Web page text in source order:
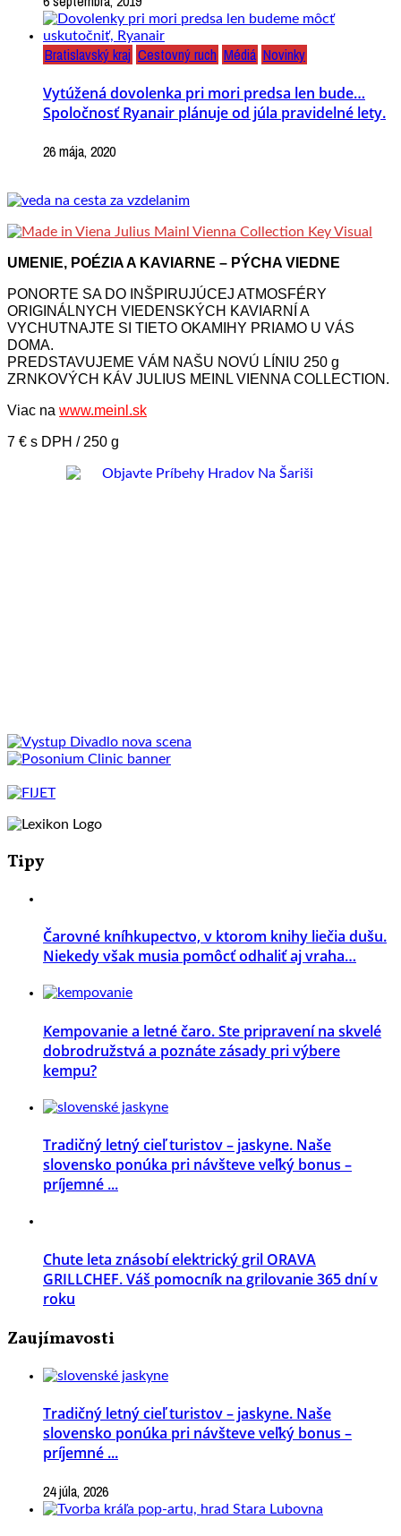
Bratislavský kraj Cestovný ruch Médiá Novinky
Vytúžená dovolenka pri mori predsa len bude…
Spoločnosť Ryanair plánuje od júla pravidelné lety.
26 mája, 2020
UMENIE, POÉZIA A KAVIARNE – PÝCHA VIEDNE
PONORTE SA DO INŠPIRUJÚCEJ ATMOSFÉRY
ORIGINÁLNYCH VIEDENSKÝCH KAVIARNÍ A
VYCHUTNAJTE SI TIETO OKAMIHY PRIAMO U VÁS
DOMA.
PREDSTAVUJEME VÁM NAŠU NOVÚ LÍNIU 250 g
ZRNKOVÝCH KÁV JULIUS MEINL VIENNA COLLECTION.
Viac na www.meinl.sk
7 € s DPH / 250 g
Tipy
Čarovné kníhkupectvo, v ktorom knihy liečia dušu.
Niekedy však musia pomôcť odhaliť aj vraha…
Kempovanie a letné čaro. Ste pripravení na skvelé
dobrodružstvá a poznáte zásady pri výbere
kempu?
Tradičný letný cieľ turistov – jaskyne. Naše
slovensko ponúka pri návšteve veľký bonus –
príjemné ...
Chute leta znásobí elektrický gril ORAVA
GRILLCHEF. Váš pomocník na grilovanie 365 dní v
roku
Zaujímavosti
Tradičný letný cieľ turistov – jaskyne. Naše
slovensko ponúka pri návšteve veľký bonus –
príjemné ...
24 júla, 2026